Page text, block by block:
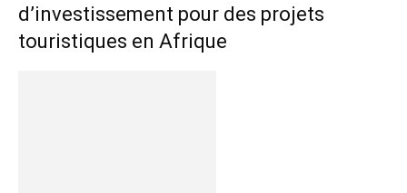
d’investissement pour des projets
touristiques en Afrique